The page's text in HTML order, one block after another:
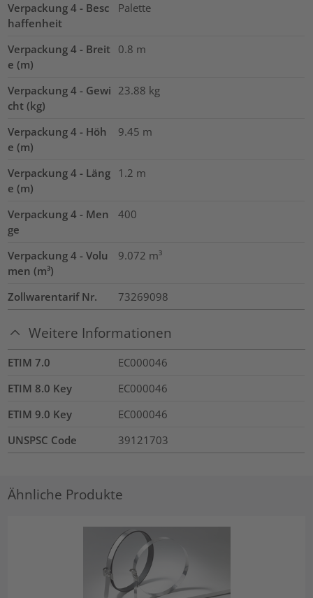
Verpackung 4 - Besc
haffenheit
Palette
Verpackung 4 - Breit
e (m)
0.8 m
Verpackung 4 - Gewi
cht (kg)
23.88 kg
Verpackung 4 - Höh
e (m)
9.45 m
Verpackung 4 - Läng
e (m)
1.2 m
Verpackung 4 - Men
ge
400
Verpackung 4 - Volu
men (m³)
9.072 m³
Zollwarentarif Nr. 73269098
Weitere Informationen
ETIM 7.0
EC000046
ETIM 8.0 Key
EC000046
ETIM 9.0 Key
EC000046
UNSPSC Code
39121703
Ähnliche Produkte